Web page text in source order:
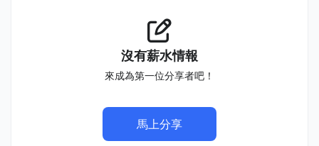
沒有薪水情報
來成為第一位分享者吧！
馬上分享